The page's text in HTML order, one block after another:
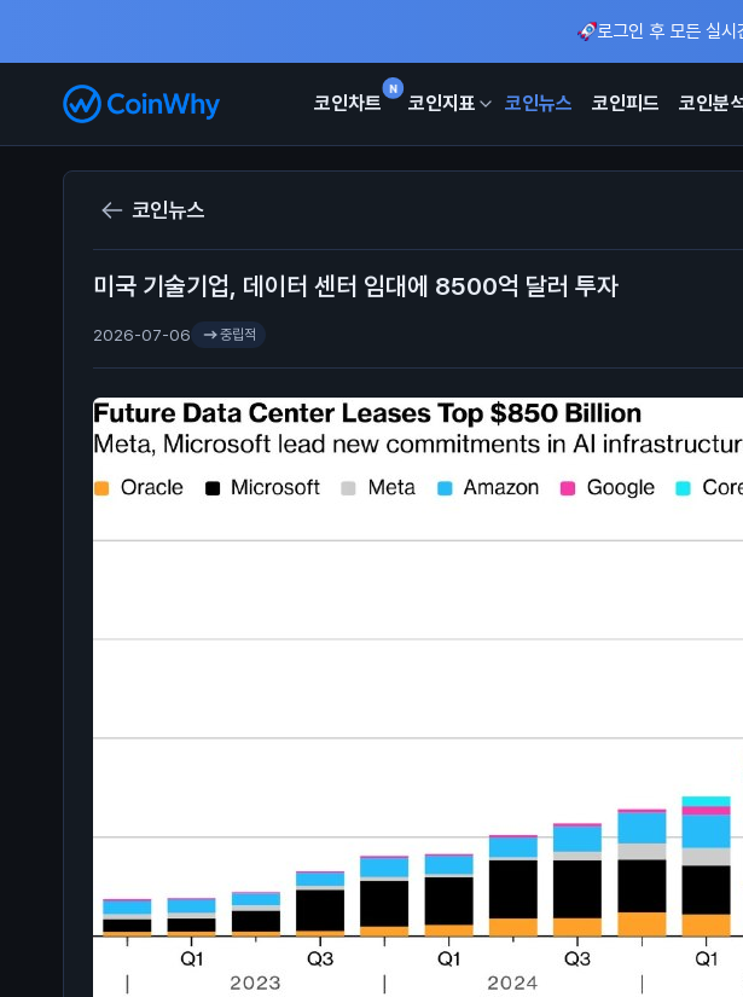
로그인 후 모든 실
N
코인차트 코인지표 코인뉴스 코인피드 코인분
코인뉴스
미국 기술기업, 데이터 센터 임대에 8500억 달러 투자
2026-07-06 중립적